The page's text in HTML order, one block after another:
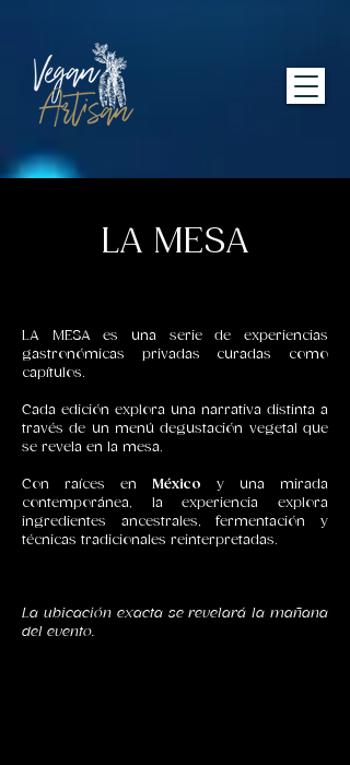
LA MESA
LA MESA es una serie de experiencias
gastronómicas privadas curadas como
capítulos.
Cada edición explora una narrativa distinta a
través de un menú degustación vegetal que
se revela en la mesa.
Con raíces en México y una mirada
contemporánea, la experiencia explora
ingredientes ancestrales, fermentación y
técnicas tradicionales reinterpretadas.
La ubicación exacta se revelará la mañana
del evento.